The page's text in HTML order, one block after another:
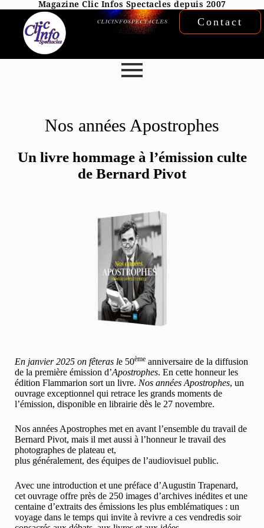
Magazine Clic Infos Spectacles depuis 2007
Contact
Nos années Apostrophes
Un livre hommage à l’émission culte
de Bernard Pivot
En janvier 2025 on fêteras le 50ème anniversaire de la diffusion
de la première émission d’Apostrophes. En cette honneur les
édition Flammarion sort un livre. Nos années Apostrophes, un
ouvrage exceptionnel qui retrace les grands moments de
l’émission, disponible en librairie dès le 27 novembre.
Nos années Apostrophes met en avant l’ensemble du travail de
Bernard Pivot, mais il met aussi à l’honneur le travail des
photographes de plateau et,
plus généralement, des équipes de l’audiovisuel public.
Avec une introduction et une préface d’Augustin Trapenard,
cet ouvrage offre près de 250 images d’archives inédites et une
centaine d’extraits des émissions les plus emblématiques : un
voyage dans le temps qui invite à revivre a ces vendredis soir